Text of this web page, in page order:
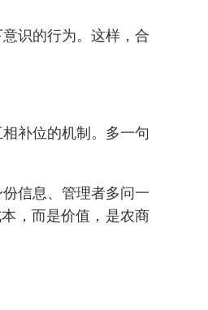
识的行为。这样，合
补位的机制。多一句
信息、管理者多问一
，而是价值，是农商